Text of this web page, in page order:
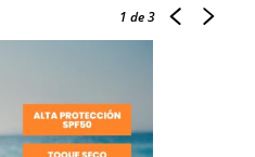
1 de 3